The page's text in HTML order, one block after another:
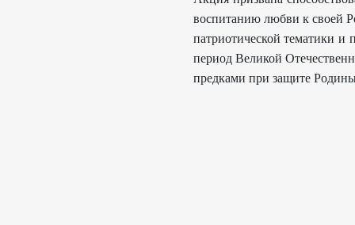
воспитанию любви к своей
патриотической тематики
период Великой
предками при защите